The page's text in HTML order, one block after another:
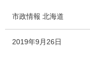
市政情報 北海道
2019年9月26日